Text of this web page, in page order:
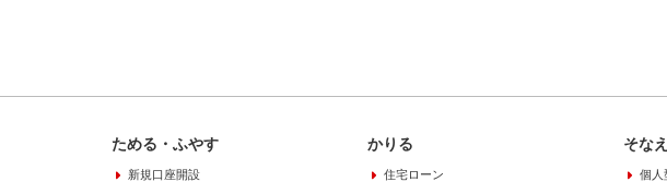
ためる・ふやす
新規口座開設
かりる
住宅ローン
そな
個人